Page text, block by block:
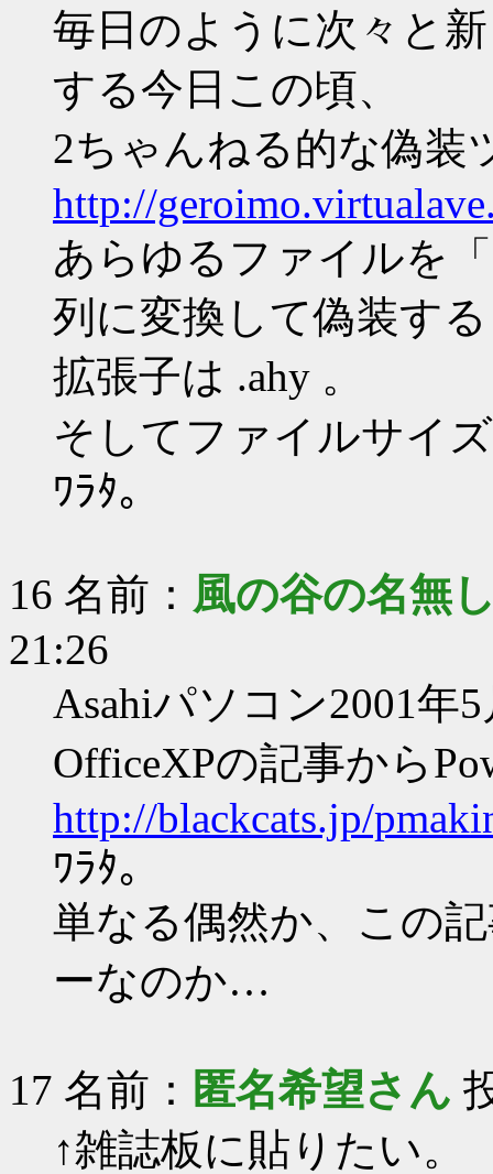
毎日のように次々と
する今日この頃、
2ちゃんねる的な偽装
http://
あらゆるファイルを
列に変換して偽装す
拡張子は .ahy 。
そしてファイルサイ
ﾜﾗﾀ。
16 名前： 風の谷の名無
21:26
Asahiパソコン2001年
OfficeXPの記事から
http://blackcats.jp/
ﾜﾗﾀ。
単なる偶然か、この
ーなのか…
17 名前： 匿名希望さん
↑雑誌板に貼りたい。